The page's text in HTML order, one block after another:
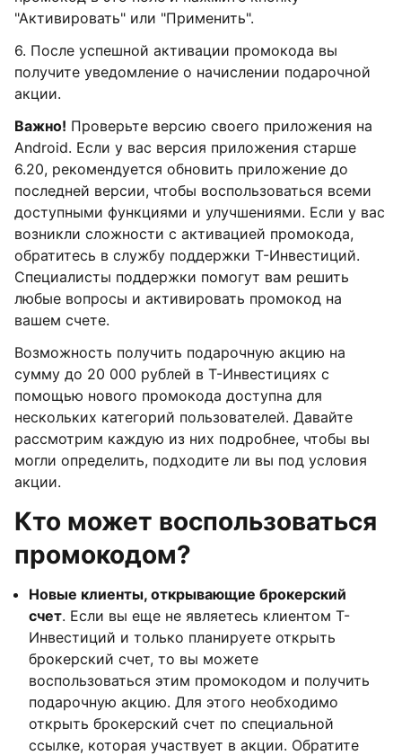
"Активировать" или "Применить".
6. После успешной активации промокода вы
получите уведомление о начислении подарочной
акции.
Важно! Проверьте версию своего приложения на
Android. Если у вас версия приложения старше
6.20, рекомендуется обновить приложение до
последней версии, чтобы воспользоваться всеми
доступными функциями и улучшениями. Если у вас
возникли сложности с активацией промокода,
обратитесь в службу поддержки Т-Инвестиций.
Специалисты поддержки помогут вам решить
любые вопросы и активировать промокод на
вашем счете.
Возможность получить подарочную акцию на
сумму до 20 000 рублей в Т-Инвестициях с
помощью нового промокода доступна для
нескольких категорий пользователей. Давайте
рассмотрим каждую из них подробнее, чтобы вы
могли определить, подходите ли вы под условия
акции.
Кто может воспользоваться
промокодом?
Новые клиенты, открывающие брокерский
счет. Если вы еще не являетесь клиентом Т-
Инвестиций и только планируете открыть
брокерский счет, то вы можете
воспользоваться этим промокодом и получить
подарочную акцию. Для этого необходимо
открыть брокерский счет по специальной
ссылке, которая участвует в акции. Обратите